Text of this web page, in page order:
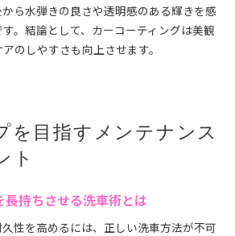
ら水弾きの良さや透明感のある輝きを感
。結論として、カーコーティングは美観
のしやすさも向上させます。
を目指すメンテナンス
ト
長持ちさせる洗車術とは
性を高めるには、正しい洗車方法が不可